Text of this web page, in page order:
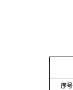
序号